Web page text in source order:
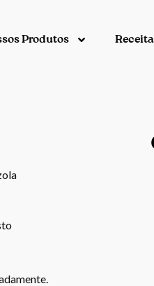
Produtos